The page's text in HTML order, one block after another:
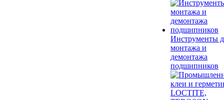
Инструменты
монтажа и
демонтажа
подшипников